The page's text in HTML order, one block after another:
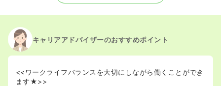
キャリアアドバイザーのおすすめポイント
<<ワークライフバランスを大切にしながら働くことができ
ます★>>